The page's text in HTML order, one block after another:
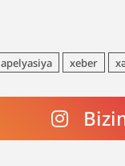
apelyasiya xeber